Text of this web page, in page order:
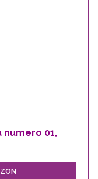
numero 01,